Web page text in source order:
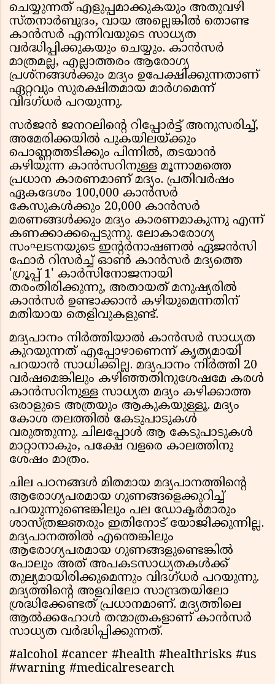
ചെയ്യുന്നത് എളുപ്പമാക്കുകയും അതുവഴി
സ്തനാര്‍ബുദം, വായ അല്ലെങ്കില്‍ തൊണ്ട
കാന്‍സര്‍ എന്നിവയുടെ സാധ്യത
വര്‍ദ്ധിപ്പിക്കുകയും ചെയ്യും. കാന്‍സര്‍
മാത്രമല്ല, എല്ലാത്തരം ആരോഗ്യ
പ്രശ്‌നങ്ങള്‍ക്കും മദ്യം ഉപേക്ഷിക്കുന്നതാണ്
ഏറ്റവും സുരക്ഷിതമായ മാര്‍ഗമെന്ന്
വിദഗ്ധര്‍ പറയുന്നു.
സര്‍ജന്‍ ജനറലിന്റെ റിപ്പോര്‍ട്ട് അനുസരിച്ച്,
അമേരിക്കയില്‍ പുകയിലയ്ക്കും
പൊണ്ണത്തടിക്കും പിന്നില്‍, തടയാന്‍
കഴിയുന്ന കാന്‍സറിനുള്ള മൂന്നാമത്തെ
പ്രധാന കാരണമാണ് മദ്യം. പ്രതിവര്‍ഷം
ഏകദേശം 100,000 കാന്‍സര്‍
കേസുകള്‍ക്കും 20,000 കാന്‍സര്‍
മരണങ്ങള്‍ക്കും മദ്യം കാരണമാകുന്നു എന്ന്
കണക്കാക്കപ്പെടുന്നു. ലോകാരോഗ്യ
സംഘടനയുടെ ഇന്റര്‍നാഷണല്‍ ഏജന്‍സി
ഫോര്‍ റിസര്‍ച്ച് ഓണ്‍ കാന്‍സര്‍ മദ്യത്തെ
'ഗ്രൂപ്പ് 1' കാര്‍സിനോജനായി
തരംതിരിക്കുന്നു, അതായത് മനുഷ്യരില്‍
കാന്‍സര്‍ ഉണ്ടാക്കാന്‍ കഴിയുമെന്നതിന്
മതിയായ തെളിവുകളുണ്ട്.
മദ്യപാനം നിര്‍ത്തിയാല്‍ കാന്‍സര്‍ സാധ്യത
കുറയുന്നത് എപ്പോഴാണെന്ന് കൃത്യമായി
പറയാന്‍ സാധിക്കില്ല. മദ്യപാനം നിര്‍ത്തി 20
വര്‍ഷമെങ്കിലും കഴിഞ്ഞതിനുശേഷമേ കരള്‍
കാന്‍സറിനുള്ള സാധ്യത മദ്യം കഴിക്കാത്ത
ഒരാളുടെ അത്രയും ആകുകയുള്ളൂ. മദ്യം
കോശ തലത്തില്‍ കേടുപാടുകള്‍
വരുത്തുന്നു. ചിലപ്പോള്‍ ആ കേടുപാടുകള്‍
മാറ്റാനാകും, പക്ഷേ വളരെ കാലത്തിനു
ശേഷം മാത്രം.
ചില പഠനങ്ങള്‍ മിതമായ മദ്യപാനത്തിന്റെ
ആരോഗ്യപരമായ ഗുണങ്ങളെക്കുറിച്ച്
പറയുന്നുണ്ടെങ്കിലും പല ഡോക്ടര്‍മാരും
ശാസ്ത്രജ്ഞരും ഇതിനോട് യോജിക്കുന്നില്ല.
മദ്യപാനത്തില്‍ എന്തെങ്കിലും
ആരോഗ്യപരമായ ഗുണങ്ങളുണ്ടെങ്കില്‍
പോലും അത് അപകടസാധ്യതകള്‍ക്ക്
തുല്യമായിരിക്കുമെന്നും വിദഗ്ധര്‍ പറയുന്നു.
മദ്യത്തിന്റെ അളവിലോ സാന്ദ്രതയിലോ
ശ്രദ്ധിക്കേണ്ടത് പ്രധാനമാണ്. മദ്യത്തിലെ
ആല്‍ക്കഹോള്‍ തന്മാത്രകളാണ് കാന്‍സര്‍
സാധ്യത വര്‍ദ്ധിപ്പിക്കുന്നത്.
#alcohol #cancer #health #healthrisks #us
#warning #medicalresearch